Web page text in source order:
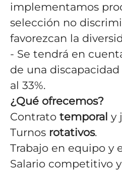
implementamos
selección no
favorezcan la
- Se tendrá en
de una
al 33%.
¿Qué ofrecemos?
Contrato temporal y
Turnos rotativos.
Trabajo en equipo y
Salario competitivo